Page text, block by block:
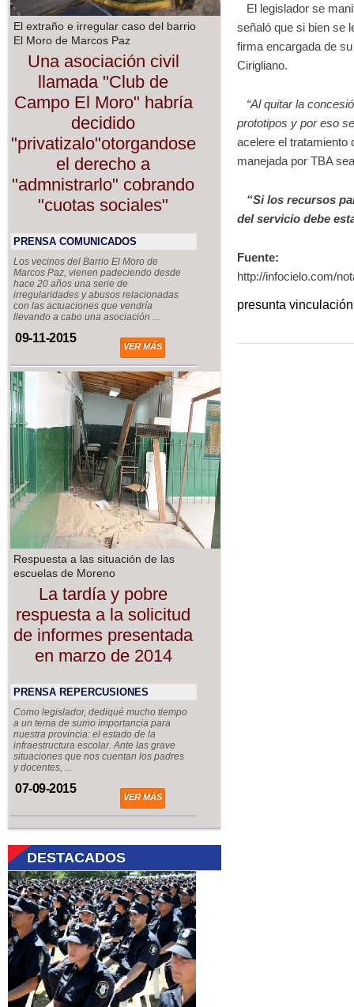
El extraño e irregular caso del barrio
El Moro de Marcos Paz
Una asociación civil
llamada "Club de
Campo El Moro" habría
decidido
"privatizalo"otorgandose
el derecho a
"admnistrarlo" cobrando
"cuotas sociales"
PRENSA COMUNICADOS
Los vecinos del Barrio El Moro de
Marcos Paz, vienen padeciendo desde
hace 20 años una serie de
irregularidades y abusos relacionadas
con las actuaciones que vendría
llevando a cabo una asociación ...
09-11-2015
VER MÁS
Respuesta a las situación de las
escuelas de Moreno
La tardía y pobre
respuesta a la solicitud
de informes presentada
en marzo de 2014
PRENSA REPERCUSIONES
Como legislador, dediqué mucho tiempo
a un tema de sumo importancia para
nuestra provincia: el estado de la
infraestructura escolar. Ante las grave
situaciones que nos cuentan los padres
y docentes, ...
07-09-2015
VER MÁS
DESTACADOS
El legislador se
señaló que si bien se
firma encargada de
Cirigliano.
“Al quitar la
prototipos y por eso
acelere el tratamiento
manejada por TBA
“Si los recursos
del servicio debe
Fuente:
http://infocielo.com/
presunta